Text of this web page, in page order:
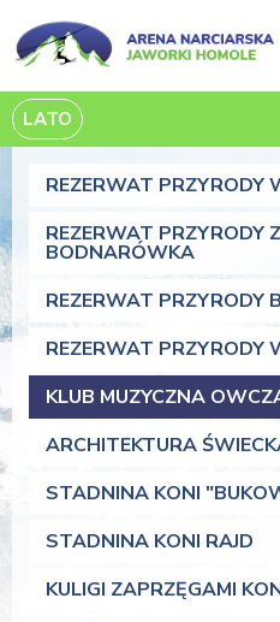
LATO
REZERWAT PRZYRODY
REZERWAT PRZYRODY
BODNARÓWKA
REZERWAT PRZYRODY
REZERWAT PRZYRODY
KLUB MUZYCZNA
ARCHITEKTURA
STADNINA KONI
STADNINA KONI RAJD
KULIGI ZAPRZĘGAMI